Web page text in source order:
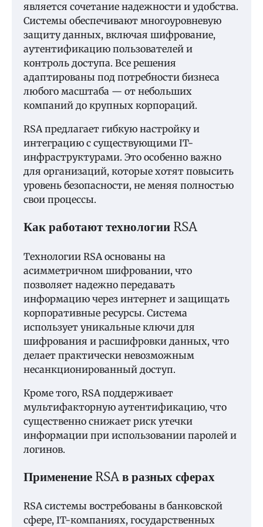
является сочетание надежности и удобства.
Системы обеспечивают многоуровневую
защиту данных, включая шифрование,
аутентификацию пользователей и
контроль доступа. Все решения
адаптированы под потребности бизнеса
любого масштаба — от небольших
компаний до крупных корпораций.
RSA предлагает гибкую настройку и
интеграцию с существующими IT-
инфраструктурами. Это особенно важно
для организаций, которые хотят повысить
уровень безопасности, не меняя полностью
свои процессы.
Как работают технологии RSA
Технологии RSA основаны на
асимметричном шифровании, что
позволяет надежно передавать
информацию через интернет и защищать
корпоративные ресурсы. Система
использует уникальные ключи для
шифрования и расшифровки данных, что
делает практически невозможным
несанкционированный доступ.
Кроме того, RSA поддерживает
мультифакторную аутентификацию, что
существенно снижает риск утечки
информации при использовании паролей и
логинов.
Применение RSA в разных сферах
RSA системы востребованы в банковской
сфере, IT-компаниях, государственных